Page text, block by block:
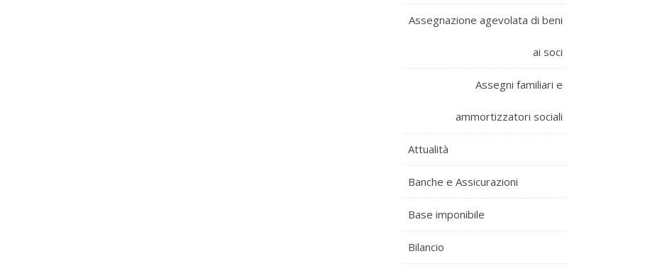
Assegnazione agevolata di beni
ai soci
Assegni familiari e
ammortizzatori sociali
Attualità
Banche e Assicurazioni
Base imponibile
Bilancio